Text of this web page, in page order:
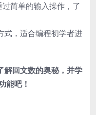
过简单的输入操作，了
式，适合编程初学者进
解回文数的奥秘，并学
能吧！